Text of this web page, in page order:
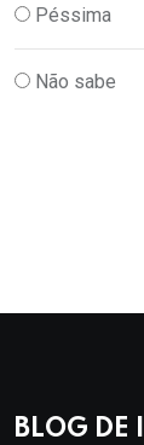
Péssima
Não sabe
BLOG DE